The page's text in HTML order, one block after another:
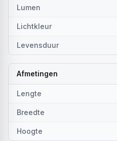
Lumen
Lichtkleur
Levensduur
Afmetingen
Lengte
Breedte
Hoogte